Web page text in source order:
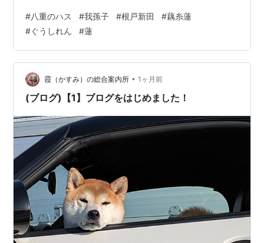
の佐藤誠氏と土浦市の八島八郎氏とが共同で開発・・・
この蓮田は2002年5月、八島八郎氏から栽培の許可をう
けて、苗が植え付け(我孫子トラスト)が行われた。 藕糸
蓮は平成13年12月、皇太子の敬宮愛子内親王の誕生さ
れ、健やかな成長を祈念して、土浦市八島農園から300
人のボランテアで蓮…
#八重のハス #我孫子 #根戸新田 #藕糸蓮
#ぐうしれん #蓮
霞（かすみ）の総合案内所 • 1ヶ月前
(ブログ)【1】ブログをはじめました！